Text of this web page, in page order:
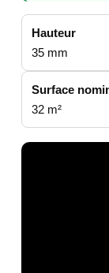
Hauteur
35 mm
Surface
32 m²